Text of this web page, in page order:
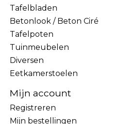
Tafelbladen
Betonlook / Beton Ciré
Tafelpoten
Tuinmeubelen
Diversen
Eetkamerstoelen
Mijn account
Registreren
Mijn bestellingen